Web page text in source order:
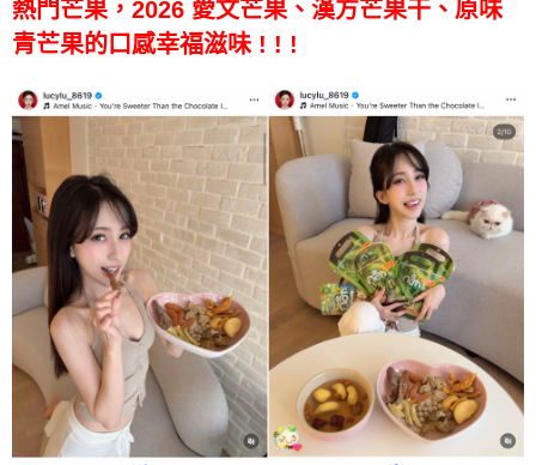
熱門芒果， 2026 愛文芒果、漢方芒果干、原味
青芒果的口感幸福滋味 ! ! !